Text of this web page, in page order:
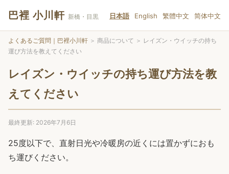
巴裡 小川軒 新橋・目黒 日本語 English 繁體中文 简体中文
よくあるご質問｜巴裡小川軒 ＞ 商品について ＞ レイズン・ウイッチの持ち
運び方法を教えてください
レイズン・ウイッチの持ち運び方法を教
えてください
最終更新: 2026年7月6日
25度以下で、直射日光や冷暖房の近くには置かずにおも
ち運びください。